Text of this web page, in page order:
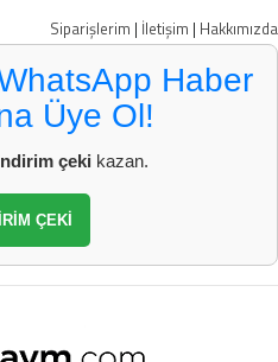
Siparişlerim | İletişim | Hakkımızda
Haber
Üye Ol!
çeki kazan.
ÇEKİ